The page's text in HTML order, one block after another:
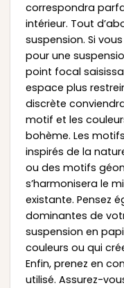
correspondra
intérieur. Tout
suspension. Si
pour une
point focal
espace plus
discrète
motif et les
bohème. Les
inspirés de la
ou des motifs
s’harmonisera le
existante. Pensez
dominantes de
suspension en
couleurs ou qui
Enfin, prenez en
utilisé. Assurez-